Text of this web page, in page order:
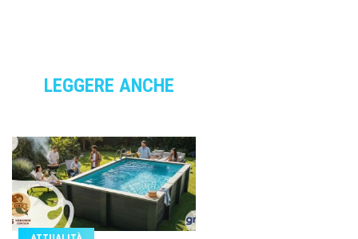
LEGGERE ANCHE